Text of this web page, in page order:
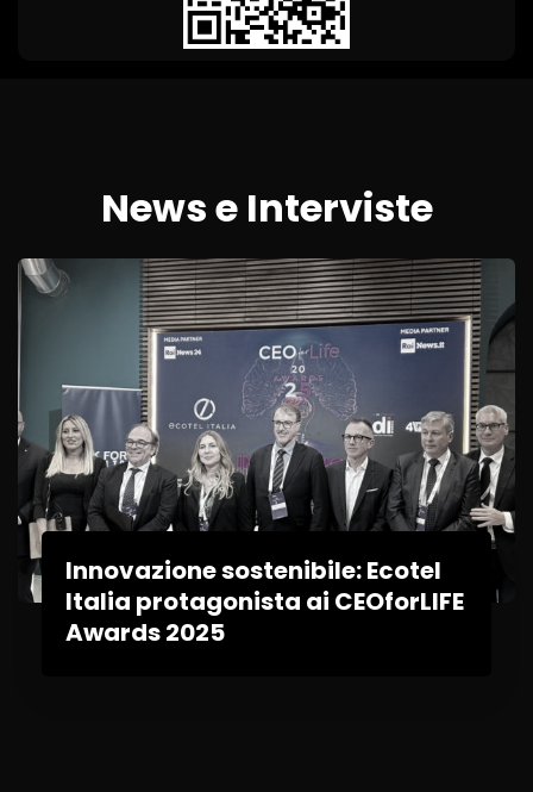
News e Interviste
Innovazione sostenibile: Ecotel
Italia protagonista ai CEOforLIFE
Awards 2025